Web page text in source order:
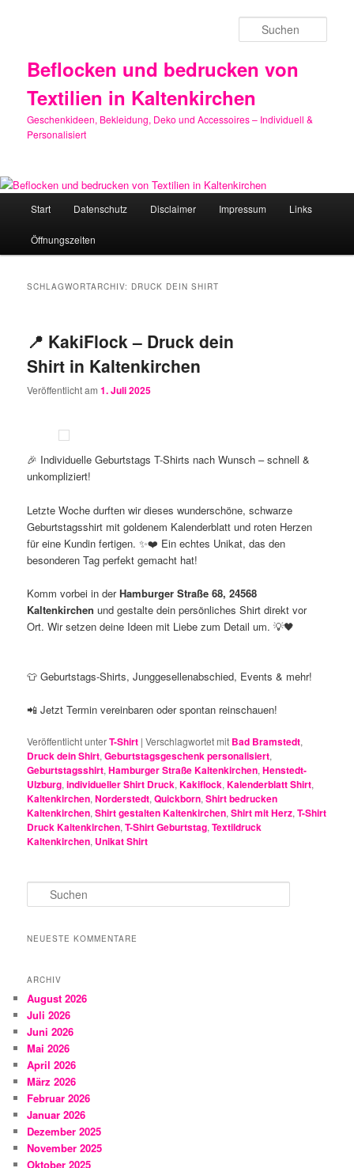
Beflocken und bedrucken von
Textilien in Kaltenkirchen
Geschenkideen, Bekleidung, Deko und Accessoires – Individuell &
Personalisiert
Start Datenschutz Disclaimer Impressum Links
Öffnungszeiten
SCHLAGWORTARCHIV: DRUCK DEIN SHIRT
📍 KakiFlock – Druck dein
Shirt in Kaltenkirchen
Veröffentlicht am1. Juli 2025
🎉 Individuelle Geburtstags T-Shirts nach Wunsch – schnell &
unkompliziert!
Letzte Woche durften wir dieses wunderschöne, schwarze
Geburtstagsshirt mit goldenem Kalenderblatt und roten Herzen
für eine Kundin fertigen. ✨❤️ Ein echtes Unikat, das den
besonderen Tag perfekt gemacht hat!
Komm vorbei in derHamburger Straße 68, 24568
Kaltenkirchen und gestalte dein persönliches Shirt direkt vor
Ort. Wir setzen deine Ideen mit Liebe zum Detail um. 💡🖤
👕 Geburtstags-Shirts, Junggesellenabschied, Events & mehr!
📲 Jetzt Termin vereinbaren oder spontan reinschauen!
Veröffentlicht unterT-Shirt |Verschlagwortet mit Bad Bramstedt,
Druck dein Shirt,Geburtstagsgeschenk personalisiert,
Geburtstagsshirt,Hamburger Straße Kaltenkirchen,Henstedt-
Ulzburg,individueller Shirt Druck,Kakiflock,Kalenderblatt Shirt,
Kaltenkirchen,Norderstedt,Quickborn,Shirt bedrucken
Kaltenkirchen,Shirt gestalten Kaltenkirchen,Shirt mit Herz,T-Shirt
Druck Kaltenkirchen,T-Shirt Geburtstag,Textildruck
Kaltenkirchen, Unikat Shirt
u
h
NEUESTE KOMMENTARE
ARCHIV
August 2026
Juli 2026
Juni 2026
Mai 2026
April 2026
März 2026
Februar 2026
Januar 2026
Dezember 2025
November 2025
Oktober 2025